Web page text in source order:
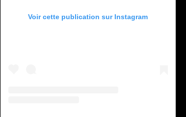
Voir cette publication sur Instagram